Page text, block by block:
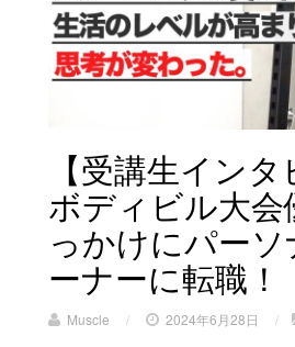
【受講生インタ
ボディビル大会
っかけにパーソ
ーナーに転職！
Muscle / 2024年6月28日 /